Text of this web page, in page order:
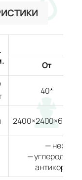
От
40*
2400×2400×6000*
—
—